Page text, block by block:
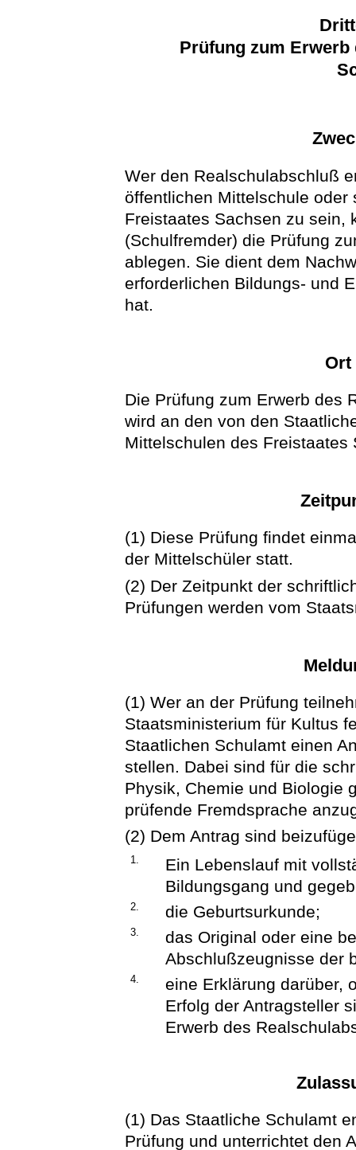
Prüfung zum
Wer den Realschulabschluß
öffentlichen Mittelschule
Freistaates Sachsen zu sein,
(Schulfremder) die Prüfung
ablegen. Sie dient dem
erforderlichen Bildungs- und
hat.
Ort
Die Prüfung zum Erwerb des
wird an den von den
Mittelschulen des Freistaates
(1) Diese Prüfung findet
der Mittelschüler statt.
(2) Der Zeitpunkt der
Prüfungen werden vom
(1) Wer an der Prüfung
Staatsministerium für Kultus
Staatlichen Schulamt einen
stellen. Dabei sind für die
Physik, Chemie und Biologie
prüfende Fremdsprache
(2) Dem Antrag sind
1.
Ein Lebenslauf mit
Bildungsgang und
2. die Geburtsurkunde;
3.
das Original oder eine
Abschlußzeugnisse der
4.
eine Erklärung darüber,
Erfolg der Antragsteller
Erwerb des
(1) Das Staatliche Schulamt
Prüfung und unterrichtet den